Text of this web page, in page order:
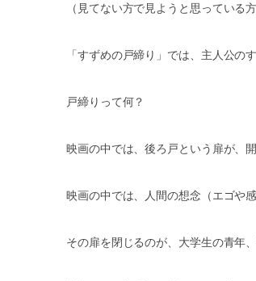
（見てない方で見ようと思っている
「すずめの戸締り」では、主人公
戸締りって何？
映画の中では、後ろ戸という扉が、
映画の中では、人間の想念（エゴや
その扉を閉じるのが、大学生の青年、